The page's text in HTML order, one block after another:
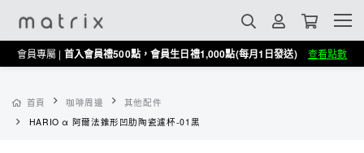
會員專屬 | 首入會員禮500點，會員生日禮1,000點(每月1日發送) 查看點數
首頁 咖啡周邊
其他配件
HARIO α 阿爾法錐形凹肋陶瓷濾杯-01黑